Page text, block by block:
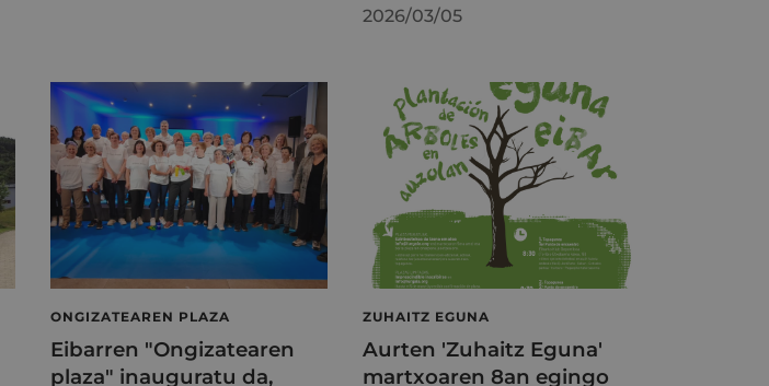
2026/03/05
ONGIZATEAREN PLAZA
Eibarren "Ongizatearen
plaza" inauguratu da,
ZUHAITZ EGUNA
Aurten 'Zuhaitz Eguna'
martxoaren 8an egingo